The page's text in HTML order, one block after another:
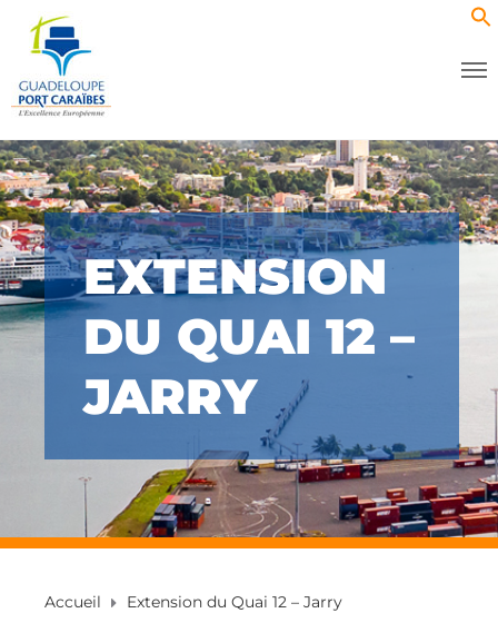
EXTENSION
DU QUAI 12 –
JARRY
Accueil Extension du Quai 12 – Jarry